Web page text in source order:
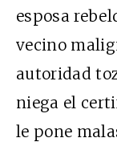
esposa
vecino
autoridad
niega el
le pone